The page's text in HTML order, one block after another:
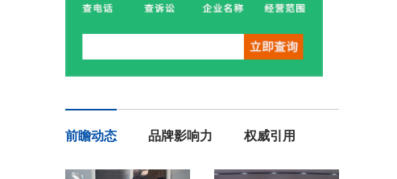
前瞻动态 品牌影响力 权威引用